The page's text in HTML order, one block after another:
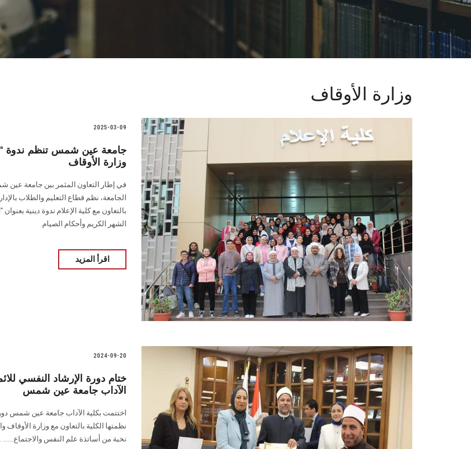
وزارة الأوقاف
2025-03-09
جامعة عين شمس تنظم ندوة
وزارة الأوقاف
في إطار التعاون المثمر بين جامعة
الجامعة، نظم قطاع التعليم والطلاب
بالتعاون مع كلية الإعلام ندوة دينية
الشهر الكريم وأحكام الصيام.
اقرأ المزيد
2024-09-20
ختام دورة الإرشاد النفسي
الآداب جامعة عين شمس
اختتمت بكلية الآداب جامعة عين شمس
نظمتها الكلية بالتعاون مع وزارة
نخبة من أساتذة علم النفس والاجتماع.......